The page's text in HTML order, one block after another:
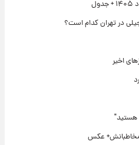
در تهران کدام است؟
اخیر
هستید"
مخاطبانش+ عکس